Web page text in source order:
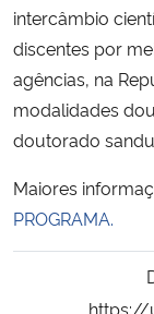
Ministério da Mulher,
Secretaria-Geral
Secretaria de Governo
Gabinete de
Advocacia-Geral da
Banco Central do Brasil
intercâmbio
discentes por
agências, na
modalidades
doutorado
Maiores
PROGRAMA.
https://